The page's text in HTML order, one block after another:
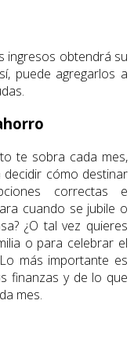
ingresos obtendrá su
puede agregarlos a
te sobra cada mes,
cómo destinar
correctas e
cuando se jubile o
¿O tal vez quieres
o para celebrar el
más importante es
finanzas y de lo que
mes.